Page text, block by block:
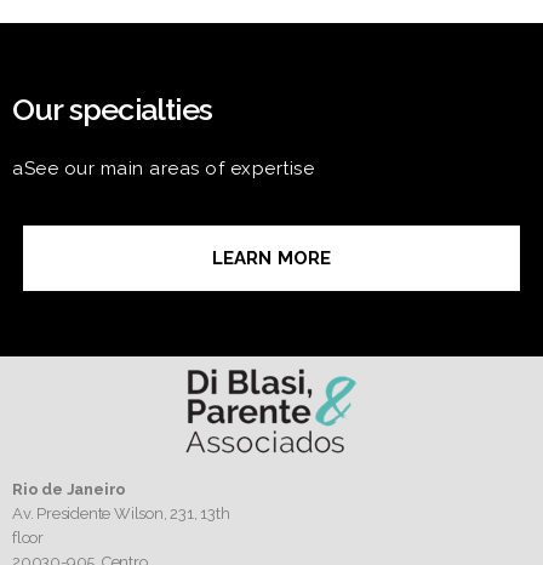
Our specialties
aSee our main areas of expertise
LEARN MORE
Rio de Janeiro
Av. Presidente Wilson, 231, 13th
floor